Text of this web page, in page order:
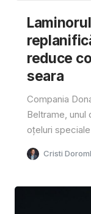
reduce
seara
Compania
Beltrame, unul
oțeluri
Cristi